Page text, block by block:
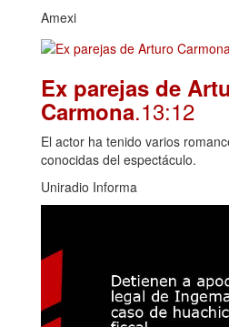
Amexi
Ex parejas de
Carmona.13:12
El actor ha tenido varios
conocidas del espectáculo.
Uniradio Informa